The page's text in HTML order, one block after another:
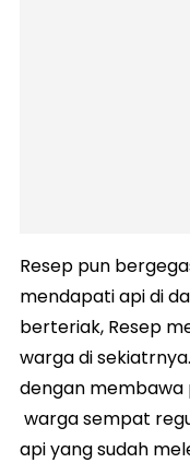
Resep pun
mendapati api di
berteriak, Resep
warga di
dengan membawa
warga sempat
api yang sudah